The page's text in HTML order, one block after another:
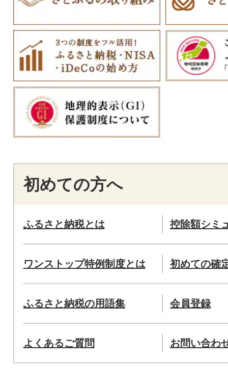
初めての方へ
ふるさと納税とは 控除額シミ
ワンストップ特例制度とは 初めての確
ふるさと納税の用語集 会員登録
よくあるご質問 お問い合わ